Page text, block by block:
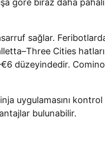
göre biraz daha
sağlar.
Cities
düzeyindedir.
uygulamasını
bulunabilir.